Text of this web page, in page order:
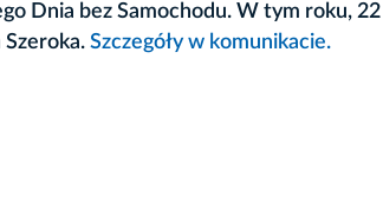
Dnia bez Samochodu. W tym roku, 22
Szczegóły w komunikacie.